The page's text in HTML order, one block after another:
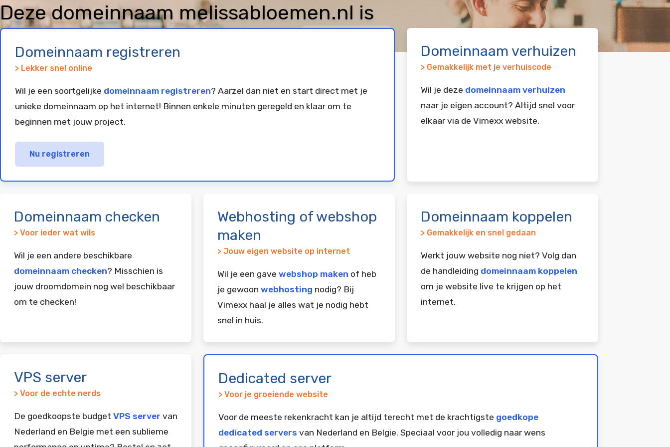
Deze domeinnaam melissabloemen.nl is
geregistreerd en geparkeerd bij
Domeinnaam registreren
> Lekker snel online
Wil je een soortgelijke domeinnaam registreren? Aarzel dan niet en start direct met je
unieke domeinnaam op het internet! Binnen enkele minuten geregeld en klaar om te
beginnen met jouw project.
Nu registreren
Domeinnaam verhuizen
> Gemakkelijk met je verhuiscode
Wil je deze domeinnaam verhuizen
naar je eigen account? Altijd snel voor
elkaar via de Vimexx website.
Domeinnaam checken
> Voor ieder wat wils
Wil je een andere beschikbare
domeinnaam checken? Misschien is
jouw droomdomein nog wel beschikbaar
om te checken!
Webhosting of webshop
maken
> Jouw eigen website op internet
Wil je een gave webshop maken of heb
je gewoon webhosting nodig? Bij
Vimexx haal je alles wat je nodig hebt
snel in huis.
Domeinnaam koppelen
> Gemakkelijk en snel gedaan
Werkt jouw website nog niet? Volg dan
de handleiding domeinnaam koppelen
om je website live te krijgen op het
internet.
VPS server
> Voor de echte nerds
De goedkoopste budget VPS server van
Nederland en Belgie met een sublieme
Dedicated server
> Voor je groeiende website
Voor de meeste rekenkracht kan je altijd terecht met de krachtigste goedkope
dedicated servers van Nederland en Belgie. Speciaal voor jou volledig naar wens